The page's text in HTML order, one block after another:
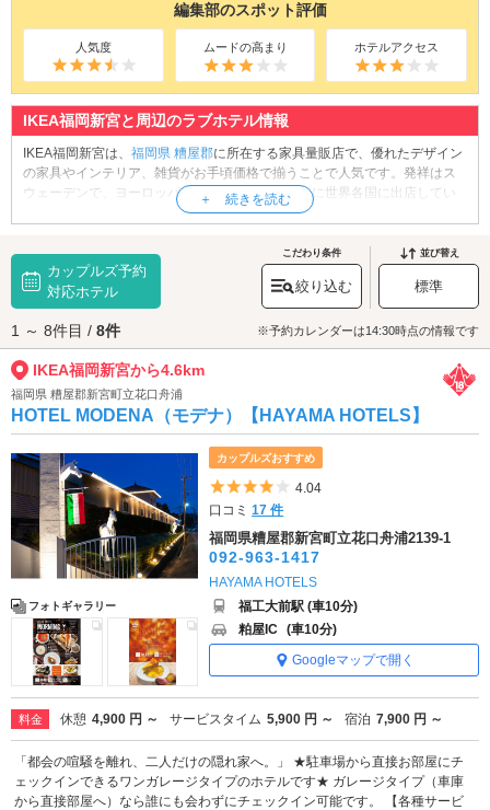
編集部のスポット評価
人気度 ムードの高まり ホテルアクセス
IKEA福岡新宮と周辺のラブホテル情報
IKEA福岡新宮は、 福岡県 糟屋郡に所在する家具量販店で、優れたデザイン
の家具やインテリア、雑貨がお手頃価格で揃うことで人気です。発祥はス
ウェーデンで、ヨーロッパや北米、アジアを中心に世界各国に出店してい
ます。また、ミートボールやサーモンマリネなど、スウェーデンのグルメ
ッグなど軽食を提供するカフェなども好評です。ベッドルームの家具を見
ながら同棲計画を立てたり、ペアのマグカップや食器を揃えたら、2人の絆
がさらに深まること間違いなしです。イケアデートでラブラブなひと時を
お楽しみください♪
IKEA福岡新宮へは、
新宮・糟屋エリアのラブホテルからもアクセスが便利
です。
カップルズ予約
対応ホテル
こだわり条件
絞り込む
並び替え
標準
1 ～ 8件目 / 8件 ※予約カレンダーは14:30時点の情報です
IKEA福岡新宮から4.6km
福岡県 糟屋郡新宮町立花口舟浦
HOTEL MODENA（モデナ）【HAYAMA HOTELS】
フォトギャラリー
カップルズおすすめ
5つ星のうち4
4.04
口コミ17 件
福岡県糟屋郡新宮町立花口舟浦2139-1
092-963-1417
HAYAMA HOTELS
福工大前駅 (車10分)
粕屋IC (車10分)
Googleマップで開く
料金 休憩 4,900 円 ～ サービスタイム 5,900 円 ～ 宿泊 7,900 円 ～
「都会の喧騒を離れ、二人だけの隠れ家へ。」 ★駐車場から直接お部屋にチ
ェックインできるワンガレージタイプのホテルです★ ガレージタイプ（車庫
から直接部屋へ）なら誰にも会わずにチェックイン可能です。 【各種サービ